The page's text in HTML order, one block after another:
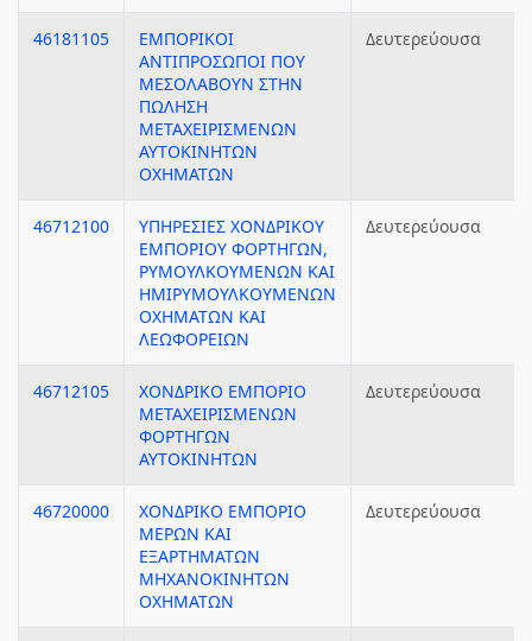
46181105
ΕΜΠΟΡΙΚΟΙ
ΑΝΤΙΠΡΟΣΩΠΟΙ ΠΟΥ
ΜΕΣΟΛΑΒΟΥΝ ΣΤΗΝ
ΠΩΛΗΣΗ
ΜΕΤΑΧΕΙΡΙΣΜΕΝΩΝ
ΑΥΤΟΚΙΝΗΤΩΝ
ΟΧΗΜΑΤΩΝ
Δευτερεύουσα
46712100
ΥΠΗΡΕΣΙΕΣ ΧΟΝΔΡΙΚΟΥ
ΕΜΠΟΡΙΟΥ ΦΟΡΤΗΓΩΝ,
ΡΥΜΟΥΛΚΟΥΜΕΝΩΝ ΚΑΙ
ΗΜΙΡΥΜΟΥΛΚΟΥΜΕΝΩΝ
ΟΧΗΜΑΤΩΝ ΚΑΙ
ΛΕΩΦΟΡΕΙΩΝ
Δευτερεύουσα
46712105
ΧΟΝΔΡΙΚΟ ΕΜΠΟΡΙΟ
ΜΕΤΑΧΕΙΡΙΣΜΕΝΩΝ
ΦΟΡΤΗΓΩΝ
ΑΥΤΟΚΙΝΗΤΩΝ
Δευτερεύουσα
46720000
ΧΟΝΔΡΙΚΟ ΕΜΠΟΡΙΟ
ΜΕΡΩΝ ΚΑΙ
ΕΞΑΡΤΗΜΑΤΩΝ
ΜΗΧΑΝΟΚΙΝΗΤΩΝ
ΟΧΗΜΑΤΩΝ
Δευτερεύουσα